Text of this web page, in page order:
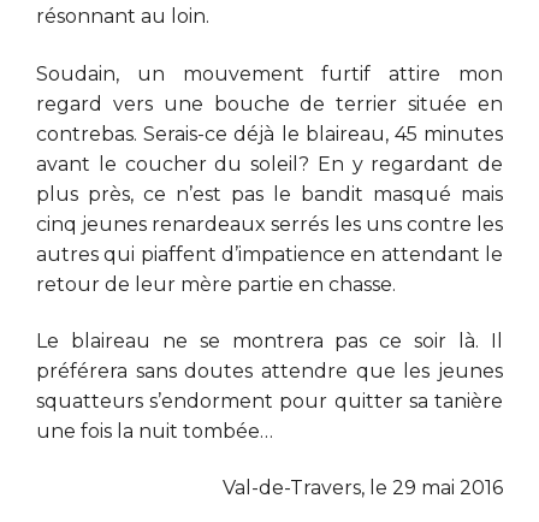
résonnant au loin.
Soudain, un mouvement furtif attire mon
regard vers une bouche de terrier située en
contrebas. Serais-ce déjà le blaireau, 45 minutes
avant le coucher du soleil? En y regardant de
plus près, ce n’est pas le bandit masqué mais
cinq jeunes renardeaux serrés les uns contre les
autres qui piaffent d’impatience en attendant le
retour de leur mère partie en chasse.
Le blaireau ne se montrera pas ce soir là. Il
préférera sans doutes attendre que les jeunes
squatteurs s’endorment pour quitter sa tanière
une fois la nuit tombée…
Val-de-Travers, le 29 mai 2016